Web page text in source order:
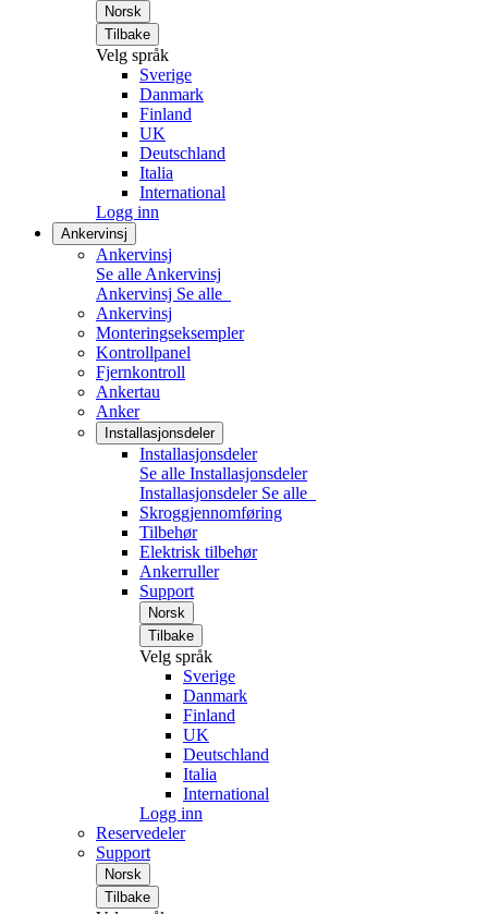
Norsk
Tilbake
Velg språk
Sverige
Danmark
Finland
UK
Deutschland
Italia
International
Logg inn
Ankervinsj
Ankervinsj
Se alle Ankervinsj
Ankervinsj Se alle
Ankervinsj
Monteringseksempler
Kontrollpanel
Fjernkontroll
Ankertau
Anker
Installasjonsdeler
Installasjonsdeler
Se alle Installasjonsdeler
Installasjonsdeler Se alle
Skroggjennomføring
Tilbehør
Elektrisk tilbehør
Ankerruller
Support
Norsk
Tilbake
Velg språk
Sverige
Danmark
Finland
UK
Deutschland
Italia
International
Logg inn
Reservedeler
Support
Norsk
Tilbake